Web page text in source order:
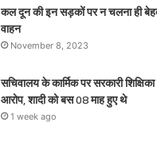
कल दून की इन सड़कों पर न चलना ही
वाहन
November 8, 2023
सचिवालय के कार्मिक पर सरकारी
आरोप, शादी को बस 08 माह हुए थे
1 week ago